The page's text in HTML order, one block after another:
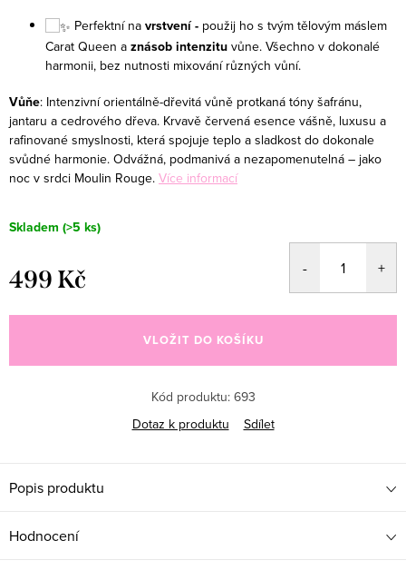
Perfektní na vrstvení - použij ho s tvým tělovým máslem
Carat Queen a znásob intenzitu vůne. Všechno v dokonalé
harmonii, bez nutnosti mixování různých vůní.
Vůňe: Intenzivní orientálně-dřevitá vůně protkaná tóny šafránu,
jantaru a cedrového dřeva. Krvavě červená esence vášně, luxusu a
rafinované smyslnosti, která spojuje teplo a sladkost do dokonale
svůdné harmonie. Odvážná, podmanivá a nezapomenutelná – jako
noc v srdci Moulin Rouge. Více informací
Skladem (>5 ks)
499 Kč
cena:
VLOŽIT DO KOŠÍKU
Kód produktu: 693
Dotaz k produktu
Sdílet
Popis produktu
Hodnocení